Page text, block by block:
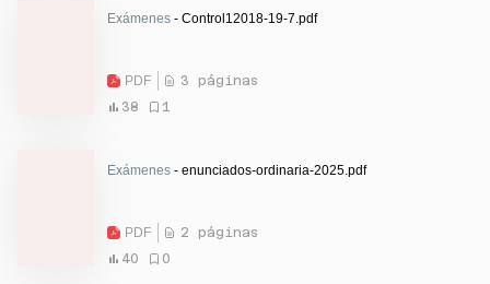
Exámenes - Control12018-19-7.pdf
PDF
3 páginas
38
1
Exámenes - enunciados-ordinaria-2025.pdf
PDF
2 páginas
40
0